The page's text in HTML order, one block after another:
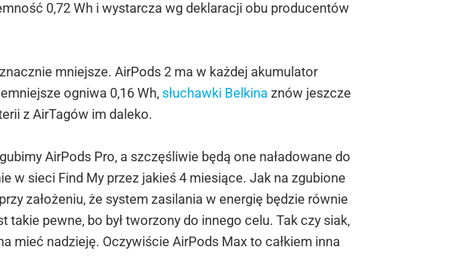
0,72 Wh i wystarcza wg deklaracji obu producentów
mniejsze. AirPods 2 ma w każdej akumulator
ogniwa 0,16 Wh, słuchawki Belkina znów jeszcze
z AirTagów im daleko.
AirPods Pro, a szczęśliwie będą one naładowane do
w sieci Find My przez jakieś 4 miesiące. Jak na zgubione
założeniu, że system zasilania w energię będzie równie
takie pewne, bo był tworzony do innego celu. Tak czy siak,
mieć nadzieję. Oczywiście AirPods Max to całkiem inna